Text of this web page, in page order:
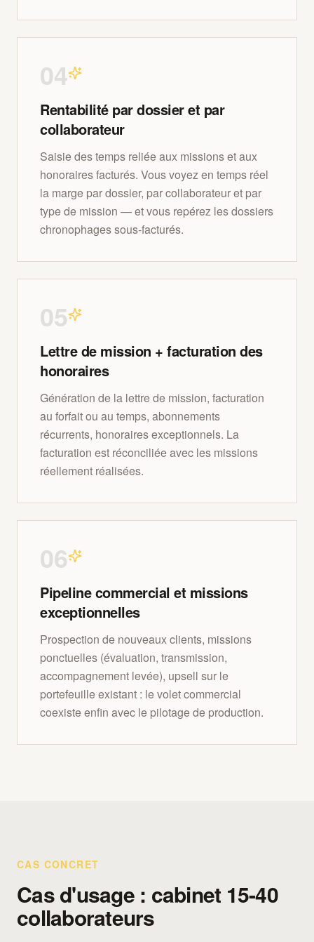
04
Rentabilité par dossier et par
collaborateur
Saisie des temps reliée aux missions et aux
honoraires facturés. Vous voyez en temps réel
la marge par dossier, par collaborateur et par
type de mission — et vous repérez les dossiers
chronophages sous-facturés.
05
Lettre de mission + facturation des
honoraires
Génération de la lettre de mission, facturation
au forfait ou au temps, abonnements
récurrents, honoraires exceptionnels. La
facturation est réconciliée avec les missions
réellement réalisées.
06
Pipeline commercial et missions
exceptionnelles
Prospection de nouveaux clients, missions
ponctuelles (évaluation, transmission,
accompagnement levée), upsell sur le
portefeuille existant : le volet commercial
coexiste enfin avec le pilotage de production.
CAS CONCRET
Cas d'usage : cabinet 15-40
collaborateurs